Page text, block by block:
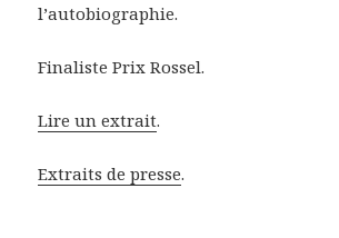
l’autobiographie.
Finaliste Prix Rossel.
Lire un extrait.
Extraits de presse.